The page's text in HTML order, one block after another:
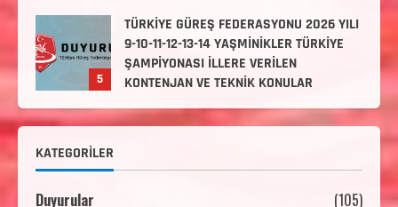
Haziran 12, 2026
1
2. Kademe Antrenörlük Kursu Hakkında
Temmuz 6, 2026
2
3. KADEME GÜREŞ ANTRENÖRLÜĞÜ
Temmuz 2, 2026
KATEGORILER
Duyurular (105)